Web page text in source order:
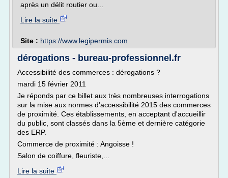
après un délit routier ou...
Lire la suite
Site : https://www.legipermis.com
dérogations - bureau-professionnel.fr
Accessibilité des commerces : dérogations ?
mardi 15 février 2011
Je réponds par ce billet aux très nombreuses interrogations
sur la mise aux normes d'accessibilité 2015 des commerces
de proximité. Ces établissements, en acceptant d'accueillir
du public, sont classés dans la 5ème et dernière catégorie
des ERP.
Commerce de proximité : Angoisse !
Salon de coiffure, fleuriste,...
Lire la suite